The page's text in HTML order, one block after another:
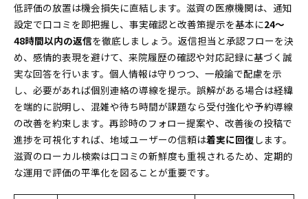
低評価の放置は機会損失に直結します。滋賀の医療機関は、通知
設定で口コミを即把握し、事実確認と改善策提示を基本に24〜
48時間以内の返信を徹底しましょう。返信担当と承認フローを決
め、感情的表現を避けて、来院履歴の確認や対応記録に基づく誠
実な回答を行います。個人情報は守りつつ、一般論で配慮を示
し、必要があれば個別連絡の導線を提示。誤解がある場合は経緯
を端的に説明し、混雑や待ち時間が課題なら受付強化や予約導線
の改善を約束します。再診時のフォロー提案や、改善後の投稿で
進捗を可視化すれば、地域ユーザーの信頼は着実に回復 します。
滋賀のローカル検索は口コミの新鮮度も重視されるため、定期的
な運用で評価の平準化を図ることが重要です。